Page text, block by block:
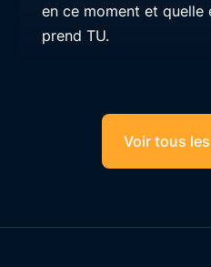
en ce moment et
prend TU.
Voir tous